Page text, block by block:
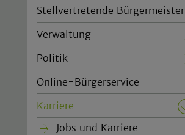
Stellvertretende Bürgermeister
Verwaltung
Politik
Online-Bürgerservice
Karriere
Jobs und Karriere